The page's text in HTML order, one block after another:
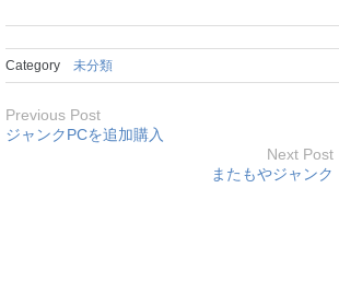
Category 未分類
Previous Post
ジャンクPCを追加購入
Next Post
またもやジャンク